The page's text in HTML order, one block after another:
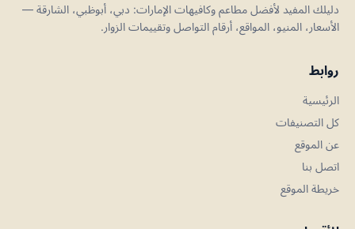
دليلك المفيد لأفضل مطاعم وكافيهات الإمارات: دبي، أبوظبي، الشارقة —
الأسعار، المنيو، المواقع، أرقام التواصل وتقييمات الزوار.
روابط
الرئيسية
كل التصنيفات
عن الموقع
اتصل بنا
خريطة الموقع